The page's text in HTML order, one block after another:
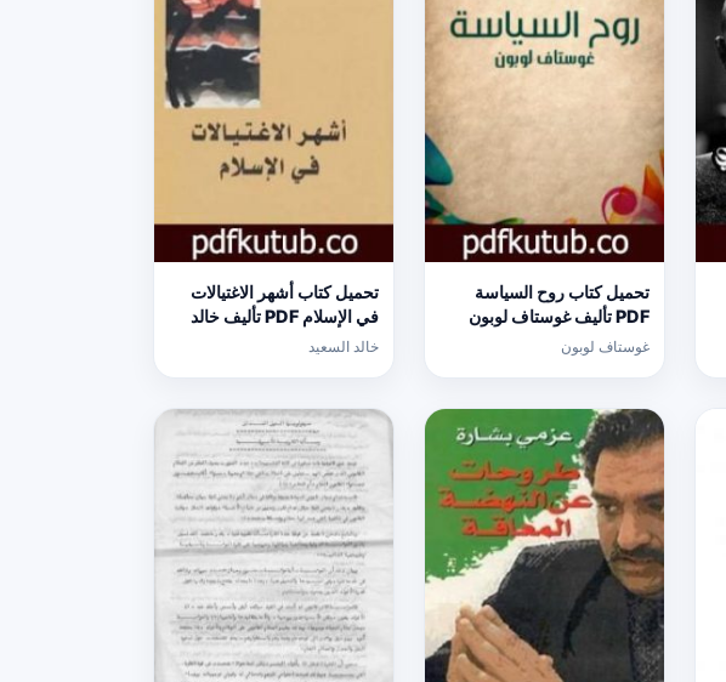
تحميل كتاب روح السياسة
PDF تأليف غوستاف لوبون
مجانا [كامل]
غوستاف لوبون
تحميل كتاب أشهر الاغتيالات
في الإسلام PDF تأليف خالد
السعيد مجانا [كامل]
خالد السعيد